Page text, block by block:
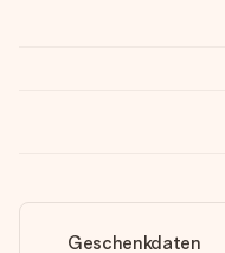
Geschenkdaten